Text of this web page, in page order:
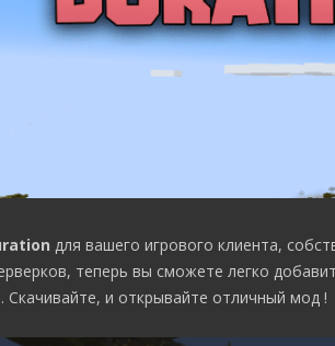
для вашего игрового клиента,
теперь вы сможете легко
Скачивайте, и открывайте отличный мод !